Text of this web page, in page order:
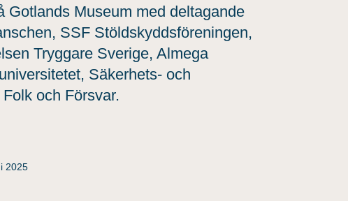
Gotlands Museum med deltagande
SSF Stöldskyddsföreningen,
Tryggare Sverige, Almega
Säkerhets- och
och Försvar.
2025